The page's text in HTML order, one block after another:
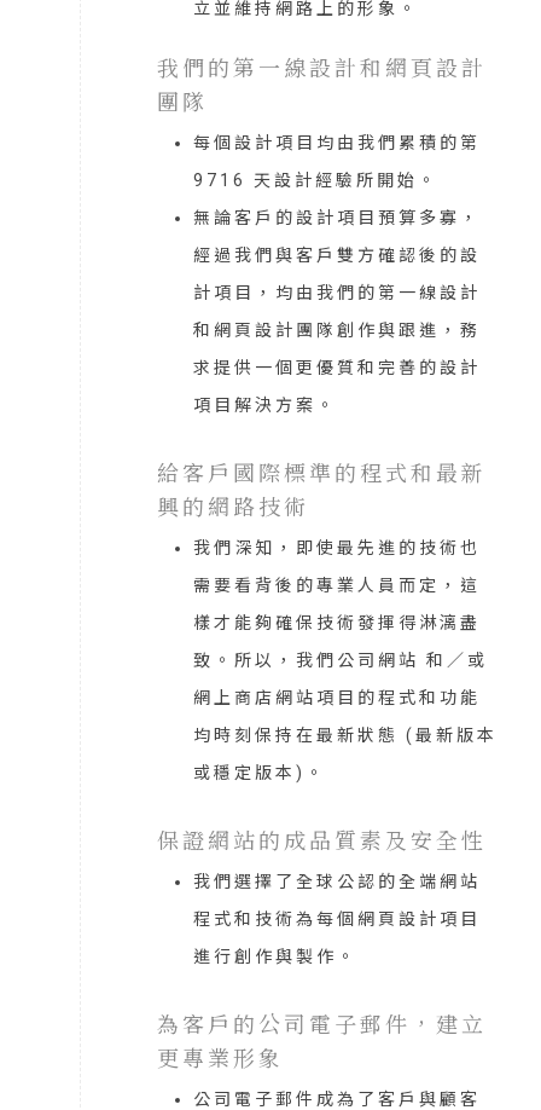
立並維持網路上的形象。
我們的第一線設計和網頁設計
團隊
每個設計項目均由我們累積的第
9716
天設計經驗所開始。
無論客戶的設計項目預算多寡，
經過我們與客戶雙方確認後的設
計項目，均由我們的第一線設計
和網頁設計團隊創作與跟進，務
求提供一個更優質和完善的設計
項目解決方案。
給客戶國際標準的程式和最新
興的網路技術
我們深知，即使最先進的技術也
需要看背後的專業人員而定，這
樣才能夠確保技術發揮得淋漓盡
致。所以，我們公司網站 和／或
網上商店網站項目的程式和功能
均時刻保持在最新狀態 (最新版本
或穩定版本)。
保證網站的成品質素及安全性
我們選擇了全球公認的全端網站
程式和技術為每個網頁設計項目
進行創作與製作。
為客戶的公司電子郵件，建立
更專業形象
公司電子郵件成為了客戶與顧客